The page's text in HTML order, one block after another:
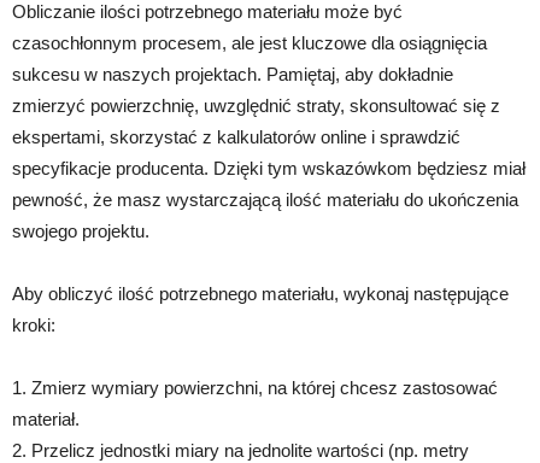
Obliczanie ilości potrzebnego materiału może być
czasochłonnym procesem, ale jest kluczowe dla osiągnięcia
sukcesu w naszych projektach. Pamiętaj, aby dokładnie
zmierzyć powierzchnię, uwzględnić straty, skonsultować się z
ekspertami, skorzystać z kalkulatorów online i sprawdzić
specyfikacje producenta. Dzięki tym wskazówkom będziesz miał
pewność, że masz wystarczającą ilość materiału do ukończenia
swojego projektu.
Aby obliczyć ilość potrzebnego materiału, wykonaj następujące
kroki:
1. Zmierz wymiary powierzchni, na której chcesz zastosować
materiał.
2. Przelicz jednostki miary na jednolite wartości (np. metry